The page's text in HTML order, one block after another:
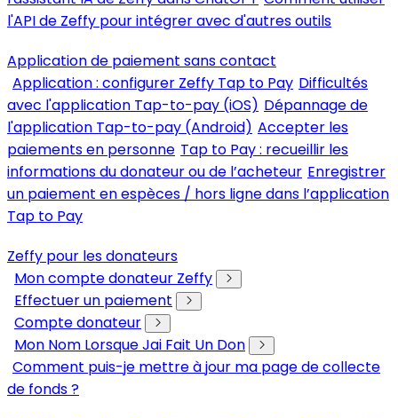
l'API de Zeffy pour intégrer avec d'autres outils
Application de paiement sans contact
Application : configurer Zeffy Tap to Pay Difficultés
avec l'application Tap-to-pay (iOS) Dépannage de
l'application Tap-to-pay (Android) Accepter les
paiements en personne Tap to Pay : recueillir les
informations du donateur ou de l’acheteur Enregistrer
un paiement en espèces / hors ligne dans l’application
Tap to Pay
Zeffy pour les donateurs
Mon compte donateur Zeffy
Effectuer un paiement
Compte donateur
Mon Nom Lorsque Jai Fait Un Don
Comment puis-je mettre à jour ma page de collecte
de fonds ?